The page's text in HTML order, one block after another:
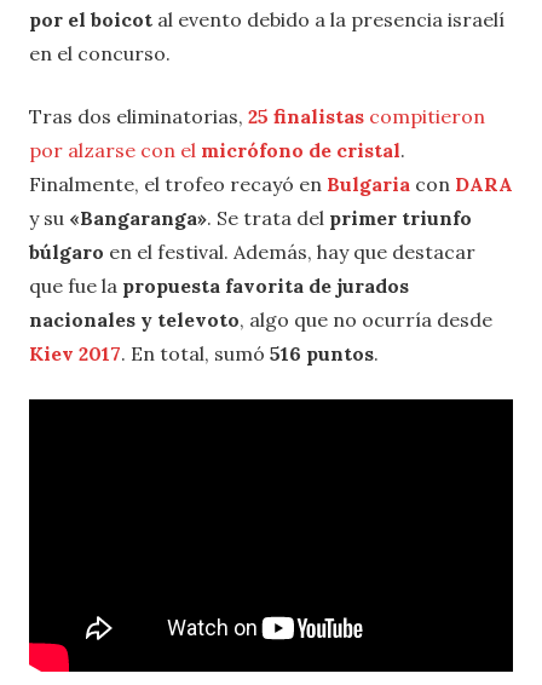
por el boicot al evento debido a la presencia israelí
en el concurso.
Tras dos eliminatorias, 25 finalistas compitieron
por alzarse con el micrófono de cristal.
Finalmente, el trofeo recayó en Bulgaria con DARA
y su «Bangaranga». Se trata del primer triunfo
búlgaro en el festival. Además, hay que destacar
que fue la propuesta favorita de jurados
nacionales y televoto, algo que no ocurría desde
Kiev 2017. En total, sumó 516 puntos.